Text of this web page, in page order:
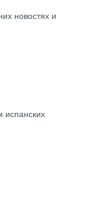
новостях и
испанских